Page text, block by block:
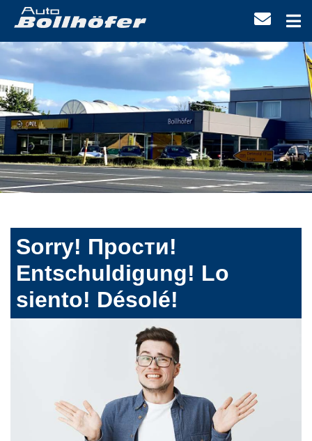
Sorry! Прости!
Entschuldigung! Lo
siento! Désolé!